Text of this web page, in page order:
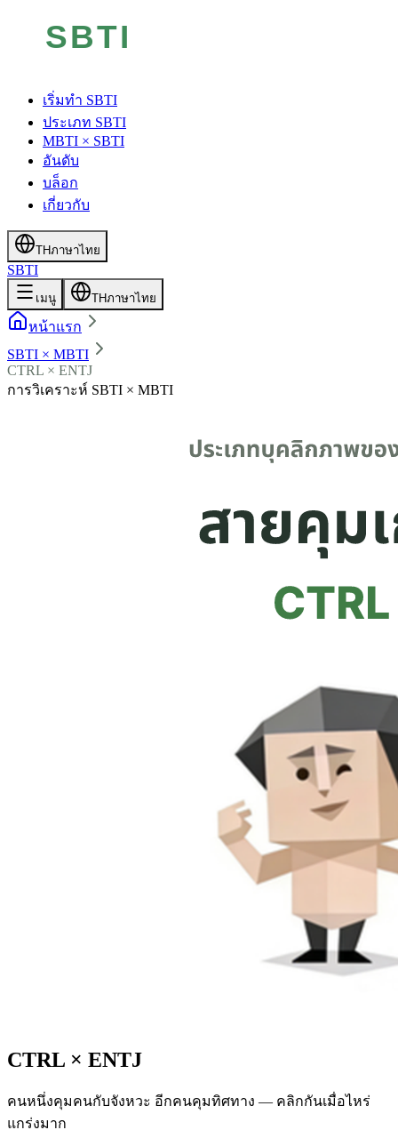
เริ่มทำ SBTI
ประเภท SBTI
MBTI × SBTI
อันดับ
บล็อก
เกี่ยวกับ
THภาษาไทย
SBTI
เมนู THภาษาไทย
หน้าแรก
SBTI × MBTI
CTRL × ENTJ
การวิเคราะห์ SBTI × MBTI
CTRL × ENTJ
คนหนึ่งคุมคนกับจังหวะ อีกคนคุมทิศทาง — คลิกกันเมื่อไหร่
แกร่งมาก